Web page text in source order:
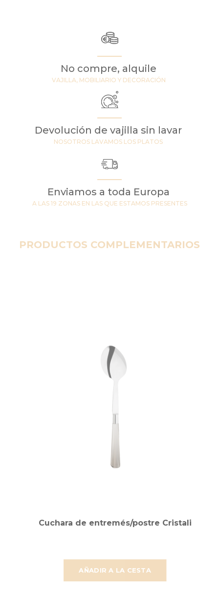
No compre, alquile
VAJILLA, MOBILIARIO Y DECORACIÓN
Devolución de vajilla sin lavar
NOSOTROS LAVAMOS LOS PLATOS
Enviamos a toda Europa
A LAS 19 ZONAS EN LAS QUE ESTAMOS PRESENTES
PRODUCTOS COMPLEMENTARIOS
AÑADIR A LA CESTA
Cuchara de entremés/postre Cristali